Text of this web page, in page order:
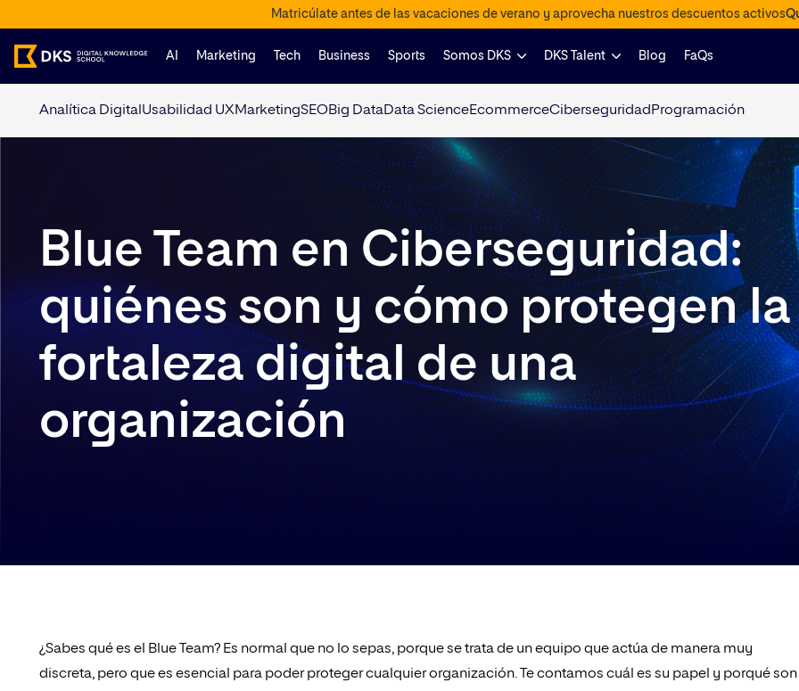
Matricúlate antes de las vacaciones de verano y aprovecha nuestros descuentos activos
AI Marketing Tech Business Sports Somos DKS DKS Talent Blog FaQs
Analítica Digital Usabilidad UXMarketingSEOBig DataData ScienceEcommerceCiberseguridad Programación
Blue Team en Ciberseguridad:
quiénes son y cómo protegen la
fortaleza digital de una
organización
¿Sabes qué es el Blue Team? Es normal que no lo sepas, porque se trata de un equipo que actúa de manera muy
discreta, pero que es esencial para poder proteger cualquier organización. Te contamos cuál es su papel y porqué son